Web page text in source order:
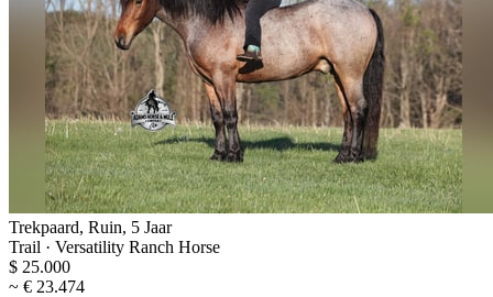
Trekpaard, Ruin, 5 Jaar
Trail · Versatility Ranch Horse
$ 25.000
~ € 23.474